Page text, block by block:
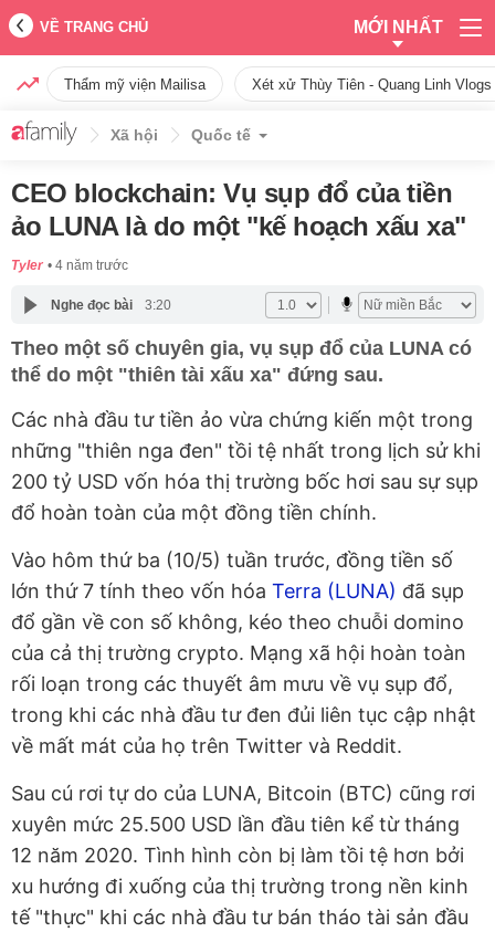
VỀ TRANG CHỦ MỚI NHẤT
Thẩm mỹ viện Mailisa Xét xử Thùy Tiên - Quang Linh
Xã hội Quốc tế
CEO blockchain: Vụ sụp đổ của tiền
ảo LUNA là do một "kế hoạch xấu xa"
Tyler 4 năm trước
Nghe đọc bài 3:20
Theo một số chuyên gia, vụ sụp đổ của LUNA có
thể do một "thiên tài xấu xa" đứng sau.
Các nhà đầu tư tiền ảo vừa chứng kiến một trong
những "thiên nga đen" tồi tệ nhất trong lịch sử khi
200 tỷ USD vốn hóa thị trường bốc hơi sau sự sụp
đổ hoàn toàn của một đồng tiền chính.
Vào hôm thứ ba (10/5) tuần trước, đồng tiền số
lớn thứ 7 tính theo vốn hóa Terra (LUNA) đã sụp
đổ gần về con số không, kéo theo chuỗi domino
của cả thị trường crypto. Mạng xã hội hoàn toàn
rối loạn trong các thuyết âm mưu về vụ sụp đổ,
trong khi các nhà đầu tư đen đủi liên tục cập nhật
về mất mát của họ trên Twitter và Reddit.
Sau cú rơi tự do của LUNA, Bitcoin (BTC) cũng rơi
xuyên mức 25.500 USD lần đầu tiên kể từ tháng
12 năm 2020. Tình hình còn bị làm tồi tệ hơn bởi
xu hướng đi xuống của thị trường trong nền kinh
tế "thực" khi các nhà đầu tư bán tháo tài sản đầu